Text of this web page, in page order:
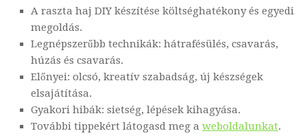
A raszta haj DIY készítése költséghatékony és egyedi
megoldás.
Legnépszerűbb technikák: hátrafésülés, csavarás,
húzás és csavarás.
Előnyei: olcsó, kreatív szabadság, új készségek
elsajátítása.
Gyakori hibák: sietség, lépések kihagyása.
További tippekért látogasd meg a weboldalunkat.